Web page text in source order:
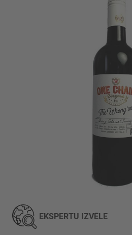
uz
galerijas
sākumu
EKSPERTU IZVĒLE